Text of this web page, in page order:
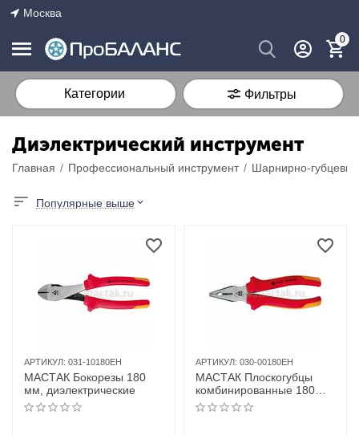
Москва
0
Категории Фильтры
Диэлектрический инструмент
Главная / Профессиональный инструмент / Шарнирно-
Популярные выше
АРТИКУЛ: 031-10180EH
МАСТАК Бокорезы 180
мм, диэлектрические
АРТИКУЛ: 030-00180EH
МАСТАК Плоскогубцы
комбинированные 180
мм, диэлектрические,
держатель